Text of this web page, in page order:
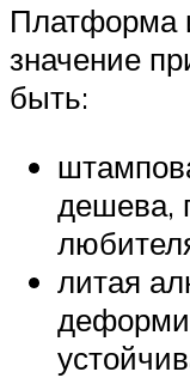
Платформа
значение
быть:
дешева,
литая